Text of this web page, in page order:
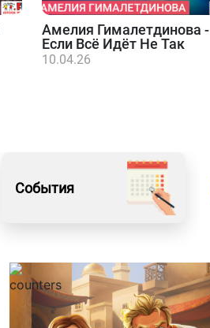
Амелия Гималетдинова -
Если Всё Идёт Не Так
10.04.26
События